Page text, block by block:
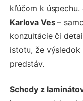
kľúčom k úspechu.
Karlova Ves –
konzultácie či
istotu, že výsledok
predstáv.
Schody z